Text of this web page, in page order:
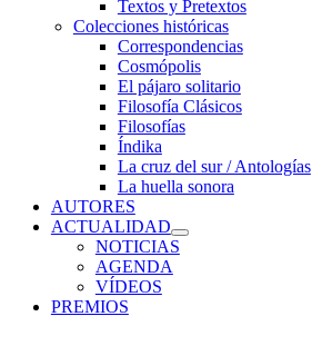
Textos y Pretextos
Colecciones históricas
Correspondencias
Cosmópolis
El pájaro solitario
Filosofía Clásicos
Filosofías
Índika
La cruz del sur / Antologías
La huella sonora
AUTORES
ACTUALIDAD
NOTICIAS
AGENDA
VÍDEOS
PREMIOS